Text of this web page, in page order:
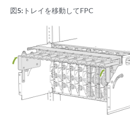
図5: トレイを移動してFPC